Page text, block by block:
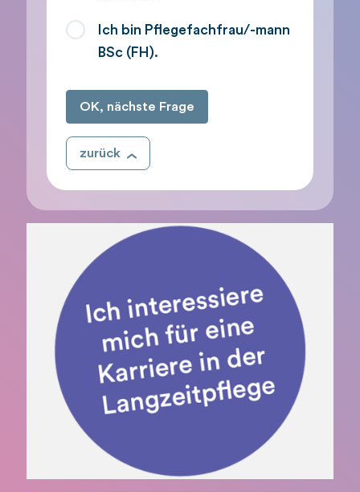
Ich bin Pflegefachfrau/-mann
BSc (FH).
OK, nächste Frage
zurück